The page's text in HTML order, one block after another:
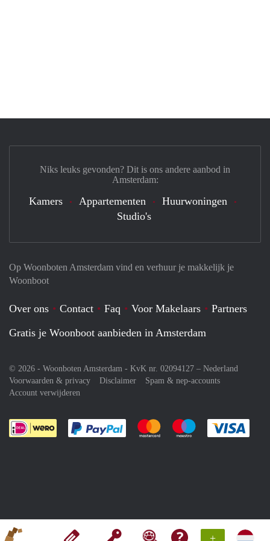
+
Op Woonboten Amsterdam vind en verhuur je makkelijk je
Woonboot
Over ons Contact Faq Voor Makelaars
Partners
Gratis je Woonboot aanbieden in Amsterdam
© 2026 - Woonboten Amsterdam - KvK nr. 02094127 – Nederland
Voorwaarden & privacy
Disclaimer
Spam & nep-accounts
Account verwijderen
Je rekent gemakkelijk af met Paypal
Je rekent gemakkelijk af met
Je rekent
Niks leuks gevonden? Dit is ons andere aanbod in
Amsterdam:
Kamers Appartementen
Huurwoningen
Studio's